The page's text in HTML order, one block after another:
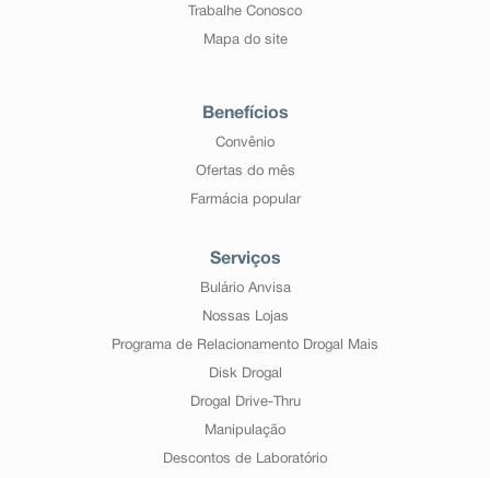
Trabalhe Conosco
Mapa do site
Benefícios
Convênio
Ofertas do mês
Farmácia popular
Serviços
Bulário Anvisa
Nossas Lojas
Programa de Relacionamento Drogal Mais
Disk Drogal
Drogal Drive-Thru
Manipulação
Descontos de Laboratório